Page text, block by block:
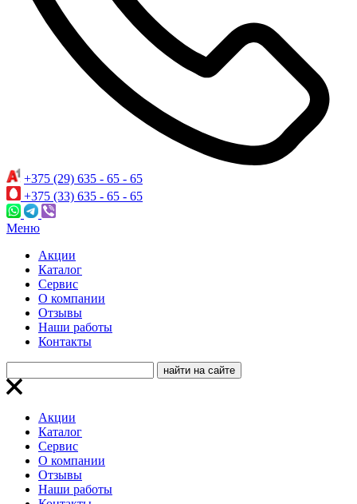
+375 (29) 635 - 65 - 65
+375 (33) 635 - 65 - 65
Меню
Акции
Каталог
Сервис
О компании
Отзывы
Наши работы
Контакты
Акции
Каталог
Сервис
О компании
Отзывы
Наши работы